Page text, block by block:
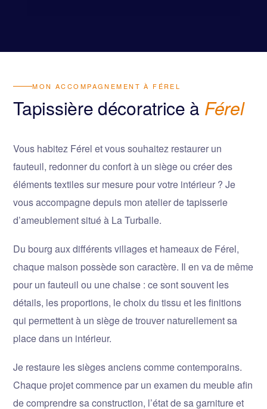
MON ACCOMPAGNEMENT À FÉREL
Tapissière décoratrice à Férel
Vous habitez Férel et vous souhaitez restaurer un
fauteuil, redonner du confort à un siège ou créer des
éléments textiles sur mesure pour votre intérieur ? Je
vous accompagne depuis mon atelier de tapisserie
d’ameublement situé à La Turballe.
Du bourg aux différents villages et hameaux de Férel,
chaque maison possède son caractère. Il en va de même
pour un fauteuil ou une chaise : ce sont souvent les
détails, les proportions, le choix du tissu et les finitions
qui permettent à un siège de trouver naturellement sa
place dans un intérieur.
Je restaure les sièges anciens comme contemporains.
Chaque projet commence par un examen du meuble afin
de comprendre sa construction, l’état de sa garniture et